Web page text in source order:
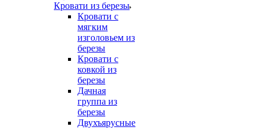
Кровати из березы
Кровати с
мягким
изголовьем из
березы
Кровати с
ковкой из
березы
Дачная
группа из
березы
Двухъярусные